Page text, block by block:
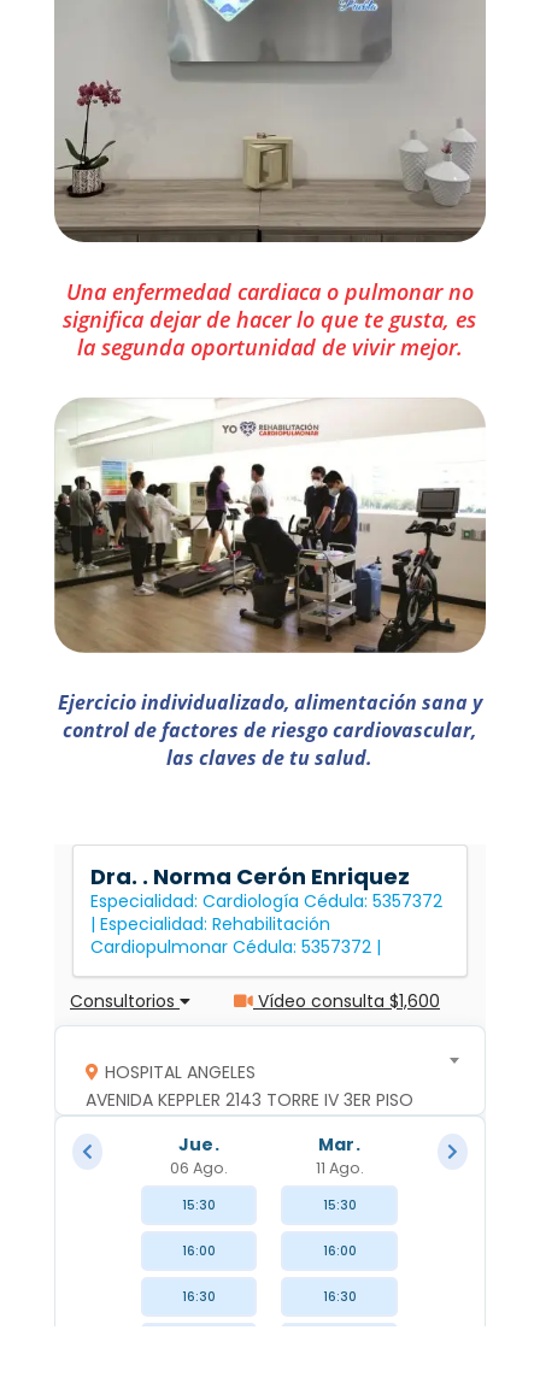
Una enfermedad cardiaca o pulmonar no
significa dejar de hacer lo que te gusta, es
la segunda oportunidad de vivir mejor.
Ejercicio individualizado, alimentación sana y
control de factores de riesgo cardiovascular,
las claves de tu salud.